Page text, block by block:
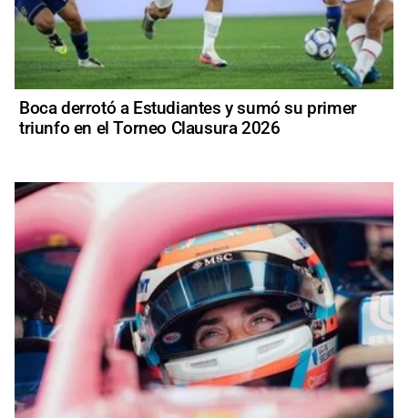
Boca derrotó a Estudiantes y sumó su primer
triunfo en el Torneo Clausura 2026